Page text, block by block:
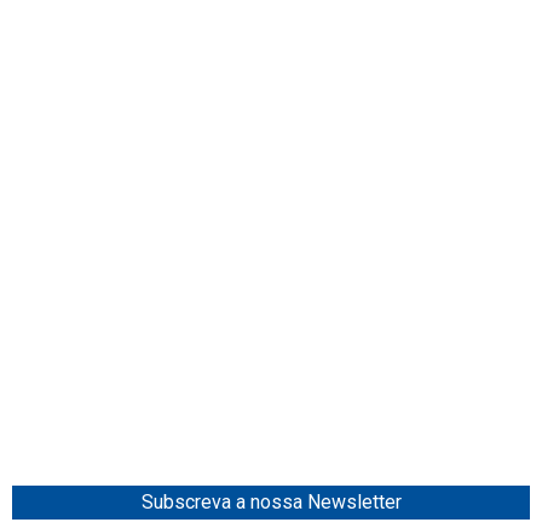
Subscreva a nossa Newsletter